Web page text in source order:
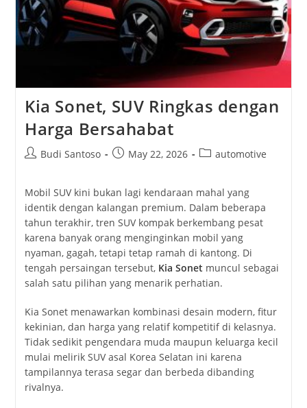
Kia Sonet, SUV Ringkas dengan
Harga Bersahabat
PostBudi Santoso
PostMay 22, 2026
Postautomotive
Mobil SUV kini bukan lagi kendaraan mahal yang
identik dengan kalangan premium. Dalam beberapa
tahun terakhir, tren SUV kompak berkembang pesat
karena banyak orang menginginkan mobil yang
nyaman, gagah, tetapi tetap ramah di kantong. Di
tengah persaingan tersebut, Kia Sonet muncul sebagai
salah satu pilihan yang menarik perhatian.
Kia Sonet menawarkan kombinasi desain modern, fitur
kekinian, dan harga yang relatif kompetitif di kelasnya.
Tidak sedikit pengendara muda maupun keluarga kecil
mulai melirik SUV asal Korea Selatan ini karena
tampilannya terasa segar dan berbeda dibanding
rivalnya.